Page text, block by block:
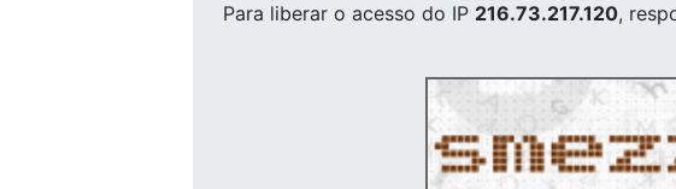
Para liberar o acesso do IP 216.73.217.120,